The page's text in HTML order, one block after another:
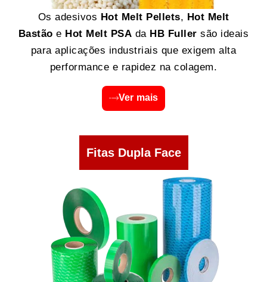
Os adesivos Hot Melt Pellets, Hot Melt
Bastão e Hot Melt PSA da HB Fuller são ideais
para aplicações industriais que exigem alta
performance e rapidez na colagem.
Ver mais
Fitas Dupla Face